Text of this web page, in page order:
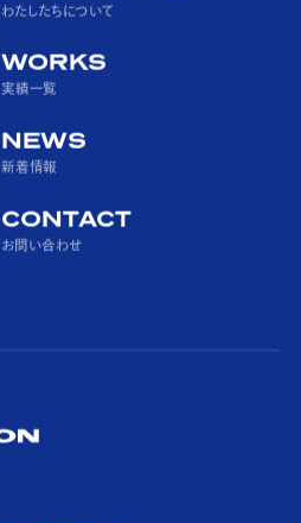
わたしたちについて
WORKS
実績一覧
NEWS
新着情報
CONTACT
お問い合わせ